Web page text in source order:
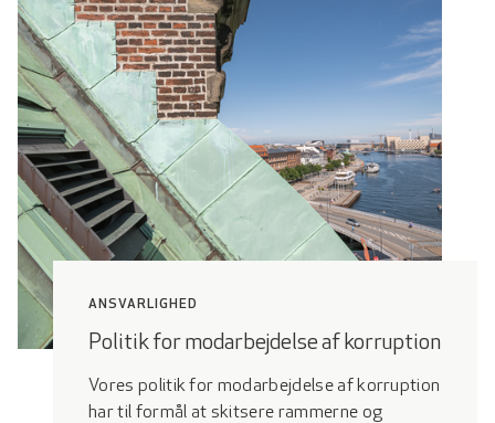
ANSVARLIGHED
Politik for modarbejdelse af korruption
Vores politik for modarbejdelse af korruption
har til formål at skitsere rammerne og